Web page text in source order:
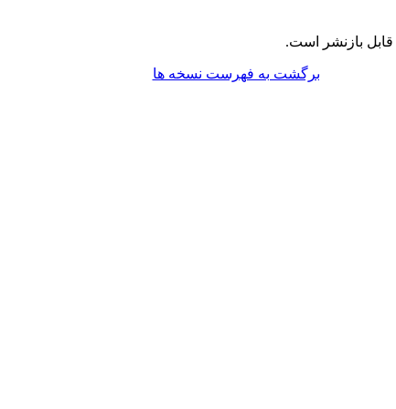
قابل بازنشر است.
برگشت به فهرست نسخه ها